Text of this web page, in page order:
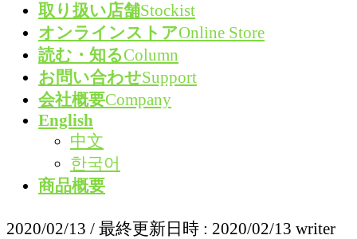
取り扱い店舗Stockist
オンラインストアOnline Store
読む・知るColumn
お問い合わせSupport
会社概要Company
English
中文
한국어
商品概要
2020/02/13 / 最終更新日時 : 2020/02/13 writer